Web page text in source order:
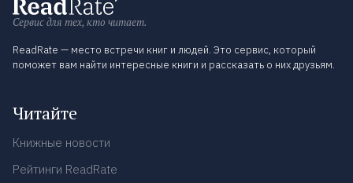
Сервис для тех, кто читает.
ReadRate — место встречи книг и людей. Это сервис, который
поможет вам найти интересные книги и рассказать о них друзьям.
Читайте
Книжные новости
Рейтинги ReadRate